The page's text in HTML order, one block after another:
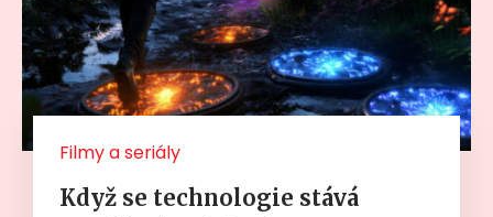
Filmy a seriály
Když se technologie stává